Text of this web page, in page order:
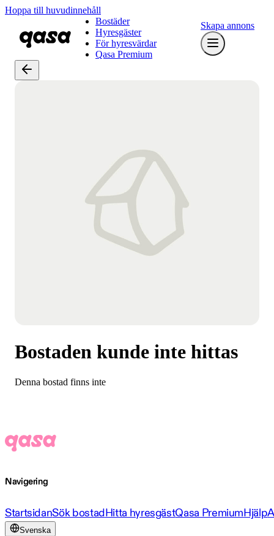
Hoppa till huvudinnehåll
Bostäder
Hyresgäster
För hyresvärdar
Qasa Premium
Skapa annons
Bostaden kunde inte hittas
Denna bostad finns inte
Navigering
StartsidanSök bostadHitta hyresgästQasa PremiumHjälp
Svenska